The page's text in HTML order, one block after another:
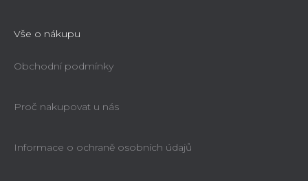
Vše o nákupu
Obchodní podmínky
Proč nakupovat u nás
Informace o ochraně osobních údajů